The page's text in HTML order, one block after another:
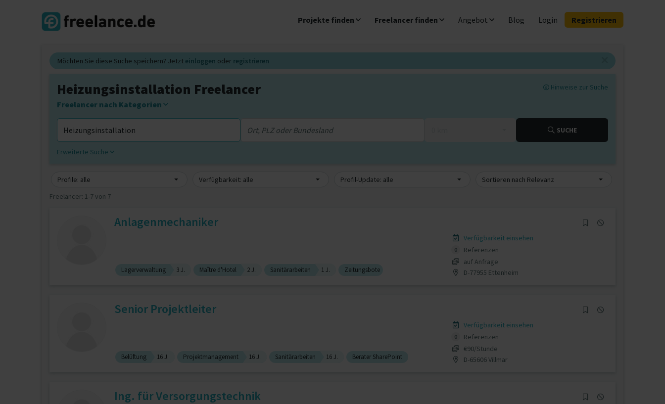
Projekte finden Freelancer finden Angebot Blog Login Registrieren
Möchten Sie diese Suche speichern? Jetzt einloggen oder registrieren
Hinweise zur Suche
Heizungsinstallation Freelancer
Freelancer nach Kategorien
SUCHE
Erweiterte Suche
Profile: alle Verfügbarkeit: alle Profil-Update: alle
Sortieren nach Relevanz
Freelancer: 1-7 von 7
Anlagenmechaniker
Lagerverwaltung 3 J. Maître d'Hotel 2 J. Sanitärarbeiten 1 J. Zeitungsbote
Verfügbarkeit einsehen
0
Referenzen
auf Anfrage
D-77955 Ettenheim
Senior Projektleiter
Belüftung 16 J. Projektmanagement 16 J. Sanitärarbeiten 16 J. Berater SharePoint
Verfügbarkeit einsehen
0
Referenzen
€90/Stunde
D-65606 Villmar
Ing. für Versorgungstechnik